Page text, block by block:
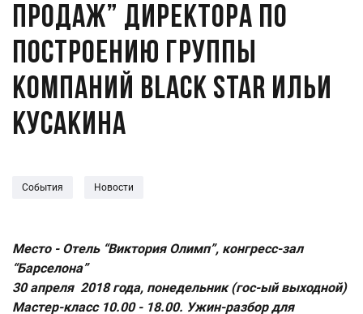
продаж” директора по
построению группы
компаний Black Star Ильи
Кусакина
События Новости
Место - Отель “Виктория Олимп”, конгресс-зал
“Барселона”
30 апреля 2018 года, понедельник (гос-ый выходной)
Мастер-класс 10.00 - 18.00. Ужин-разбор для